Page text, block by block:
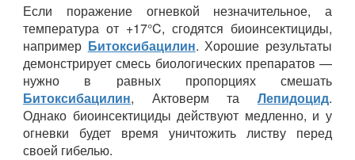
Если поражение огневкой незначительное, а
температура от +17°C, сгодятся биоинсектициды,
например Битоксибацилин. Хорошие результаты
демонстрирует смесь биологических препаратов —
нужно в равных пропорциях смешать
Битоксибацилин, Актоверм та Лепидоцид.
Однако биоинсектициды действуют медленно, и у
огневки будет время уничтожить листву перед
своей гибелью.